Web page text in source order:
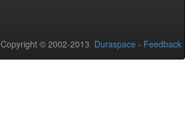
Copyright © 2002-2013 Duraspace - Feedback